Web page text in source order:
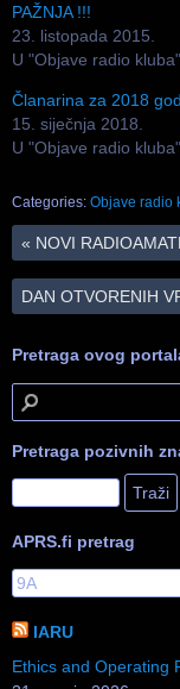
PAŽNJA !!!
23. listopada 2015.
U "Objave radio kluba"
Članarina za 2018
15. siječnja 2018.
U "Objave radio kluba"
Categories: Objave radio
« NOVI
DAN OTVORENIH
Pretraga ovog
Pretraga pozivnih
APRS.fi pretrag
IARU
Ethics and Operating